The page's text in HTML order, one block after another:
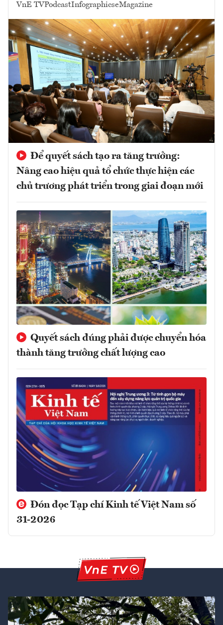
VnE TVPodcastInfographicseMagazine
Để quyết sách tạo ra tăng trưởng:
Nâng cao hiệu quả tổ chức thực hiện các
chủ trương phát triển trong giai đoạn mới
Quyết sách đúng phải được chuyển hóa
thành tăng trưởng chất lượng cao
Đón đọc Tạp chí Kinh tế Việt Nam số
31-2026